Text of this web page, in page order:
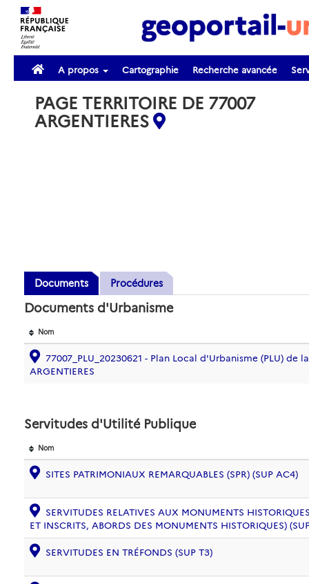
A propos Cartographie Recherche avancée
PAGE TERRITOIRE DE 77007
ARGENTIERES
Documents Procédures
Documents d'Urbanisme
Nom
77007_PLU_20230621 - Plan Local d'Urbanisme (PLU) de
ARGENTIERES
Servitudes d'Utilité Publique
Nom
SITES PATRIMONIAUX REMARQUABLES (SPR) (SUP AC4)
SERVITUDES RELATIVES AUX MONUMENTS
ET INSCRITS, ABORDS DES MONUMENTS HISTORIQUES)
SERVITUDES EN TRÉFONDS (SUP T3)